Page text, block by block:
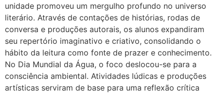
unidade promoveu um mergulho profundo no universo
literário. Através de contações de histórias, rodas de
conversa e produções autorais, os alunos expandiram
seu repertório imaginativo e criativo, consolidando o
hábito da leitura como fonte de prazer e conhecimento.
No Dia Mundial da Água, o foco deslocou-se para a
consciência ambiental. Atividades lúdicas e produções
artísticas serviram de base para uma reflexão crítica